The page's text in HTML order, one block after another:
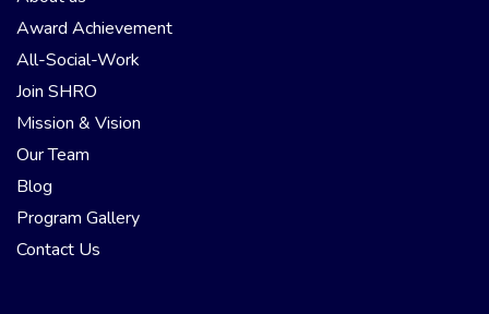
Award Achievement
All-Social-Work
Join SHRO
Mission & Vision
Our Team
Blog
Program Gallery
Contact Us